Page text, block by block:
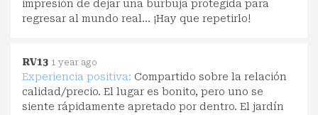
impresión de dejar una burbuja protegida para
regresar al mundo real... ¡Hay que repetirlo!
RV13 1 year ago
Experiencia positiva: Compartido sobre la relación
calidad/precio. El lugar es bonito, pero uno se
siente rápidamente apretado por dentro. El jardín